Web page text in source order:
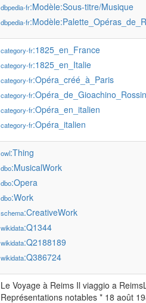
dbpedia-fr:Modèle:Sous-titre/Musique
dbpedia-fr
category-fr:1825_en_France
category-fr:1825_en_Italie
category-fr:Opéra_créé_à_Paris
category-fr
category-fr:Opéra_en_italien
category-fr:Opéra_italien
owl:Thing
dbo:MusicalWork
dbo:Opera
dbo:Work
schema:CreativeWork
wikidata:Q1344
wikidata:Q2188189
wikidata:Q386724
Le Voyage à Reims Il viaggio a
Représentations notables * 18 août